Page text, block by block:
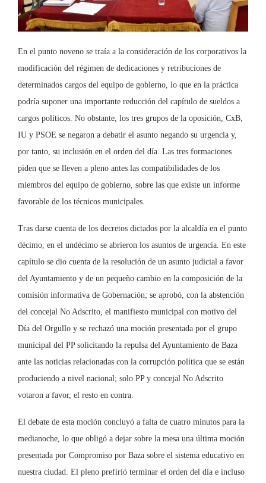
En el punto noveno se traía a la consideración de los corporativos la
modificación del régimen de dedicaciones y retribuciones de
determinados cargos del equipo de gobierno, lo que en la práctica
podría suponer una importante reducción del capítulo de sueldos a
cargos políticos. No obstante, los tres grupos de la oposición, CxB,
IU y PSOE se negaron a debatir el asunto negando su urgencia y,
por tanto, su inclusión en el orden del día. Las tres formaciones
piden que se lleven a pleno antes las compatibilidades de los
miembros del equipo de gobierno, sobre las que existe un informe
favorable de los técnicos municipales.
Tras darse cuenta de los decretos dictados por la alcaldía en el punto
décimo, en el undécimo se abrieron los asuntos de urgencia. En este
capítulo se dio cuenta de la resolución de un asunto judicial a favor
del Ayuntamiento y de un pequeño cambio en la composición de la
comisión informativa de Gobernación; se aprobó, con la abstención
del concejal No Adscrito, el manifiesto municipal con motivo del
Día del Orgullo y se rechazó una moción presentada por el grupo
municipal del PP solicitando la repulsa del Ayuntamiento de Baza
ante las noticias relacionadas con la corrupción política que se están
produciendo a nivel nacional; solo PP y concejal No Adscrito
votaron a favor, el resto en contra.
El debate de esta moción concluyó a falta de cuatro minutos para la
medianoche, lo que obligó a dejar sobre la mesa una última moción
presentada por Compromiso por Baza sobre el sistema educativo en
nuestra ciudad. El pleno prefirió terminar el orden del día e incluso